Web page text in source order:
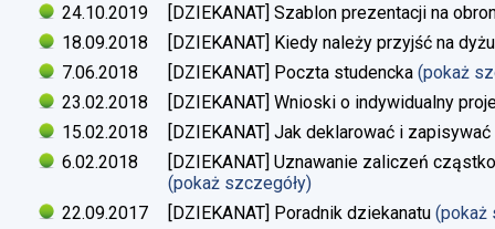
24.10.2019
[DZIEKANAT] Szablon prezentacji na
18.09.2018
[DZIEKANAT] Kiedy należy przyjść na
7.06.2018
[DZIEKANAT] Poczta studencka (pokaż
23.02.2018
[DZIEKANAT] Wnioski o indywidualny
15.02.2018
[DZIEKANAT] Jak deklarować i
6.02.2018
[DZIEKANAT] Uznawanie zaliczeń
(pokaż szczegóły)
22.09.2017
[DZIEKANAT] Poradnik dziekanatu (pokaż